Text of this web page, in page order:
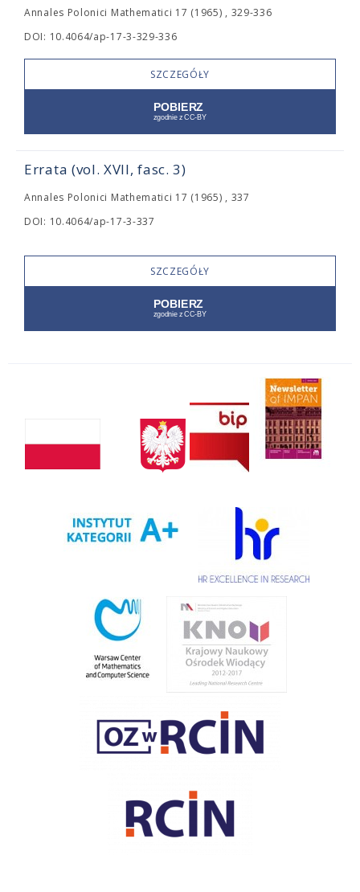
Annales Polonici Mathematici 17 (1965) , 329-336
DOI: 10.4064/ap-17-3-329-336
SZCZEGÓŁY
Errata (vol. XVII, fasc. 3)
Annales Polonici Mathematici 17 (1965) , 337
DOI: 10.4064/ap-17-3-337
SZCZEGÓŁY